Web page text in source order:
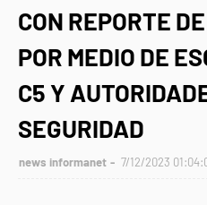
CON REPORTE
POR MEDIO DE
C5 Y
SEGURIDAD
news informanet 7/12/2023